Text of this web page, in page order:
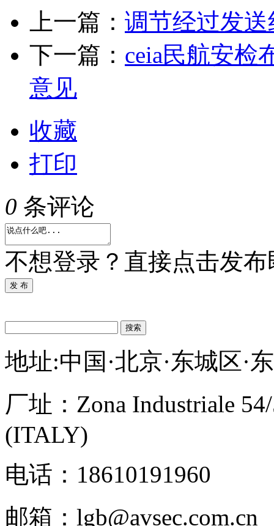
上一篇： 调节经过发
下一篇： ceia民航安检
意见
收藏
打印
0 条评论
不想登录？直接点击发
发 布
搜索
地址:中国·北京·东城区·
厂址： Zona Industriale
(ITALY)
电话：18610191960
邮箱：lgb@avsec.com.cn